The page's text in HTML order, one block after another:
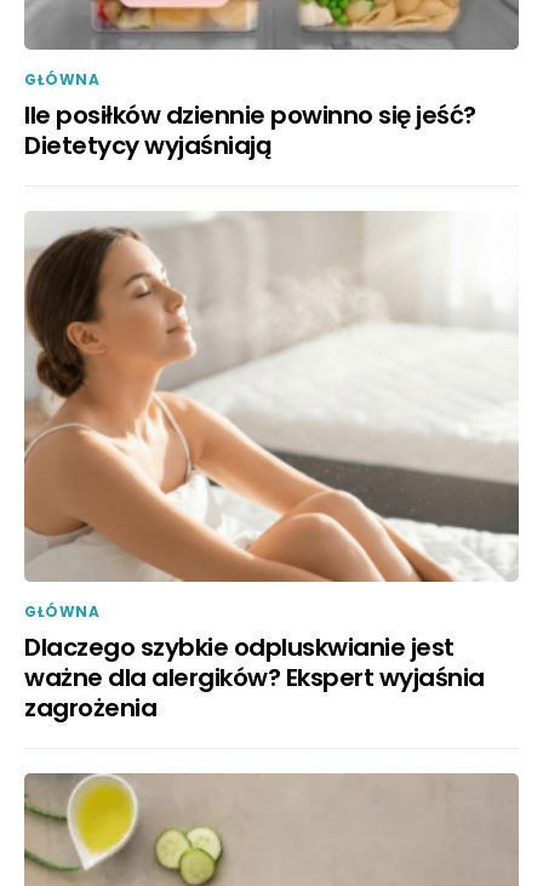
GŁÓWNA
Ile posiłków dziennie powinno się jeść?
Dietetycy wyjaśniają
GŁÓWNA
Dlaczego szybkie odpluskwianie jest
ważne dla alergików? Ekspert wyjaśnia
zagrożenia